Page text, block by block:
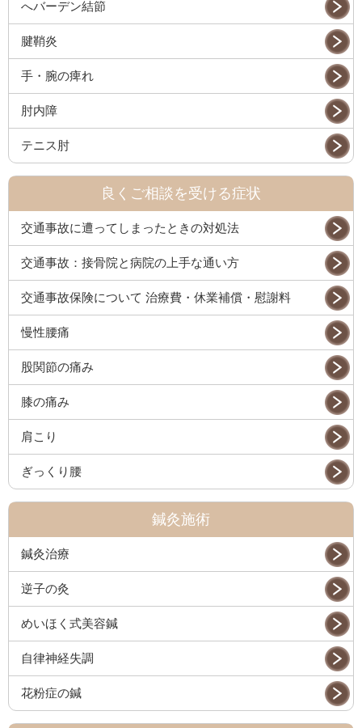
へバーデン結節
腱鞘炎
手・腕の痺れ
肘内障
テニス肘
良くご相談を受ける症状
交通事故に遭ってしまったときの対処法
交通事故：接骨院と病院の上手な通い方
交通事故保険について 治療費・休業補償・慰謝料
慢性腰痛
股関節の痛み
膝の痛み
肩こり
ぎっくり腰
鍼灸施術
鍼灸治療
逆子の灸
めいほく式美容鍼
自律神経失調
花粉症の鍼